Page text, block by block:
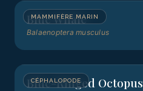
MAMMIFÈRE MARIN
Blue Whale
Balaenoptera musculus
CÉPHALOPODE
Blue-Ringed Octopus